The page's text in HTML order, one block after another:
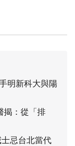
明新科大與陽
揭：從「排
忌台北當代